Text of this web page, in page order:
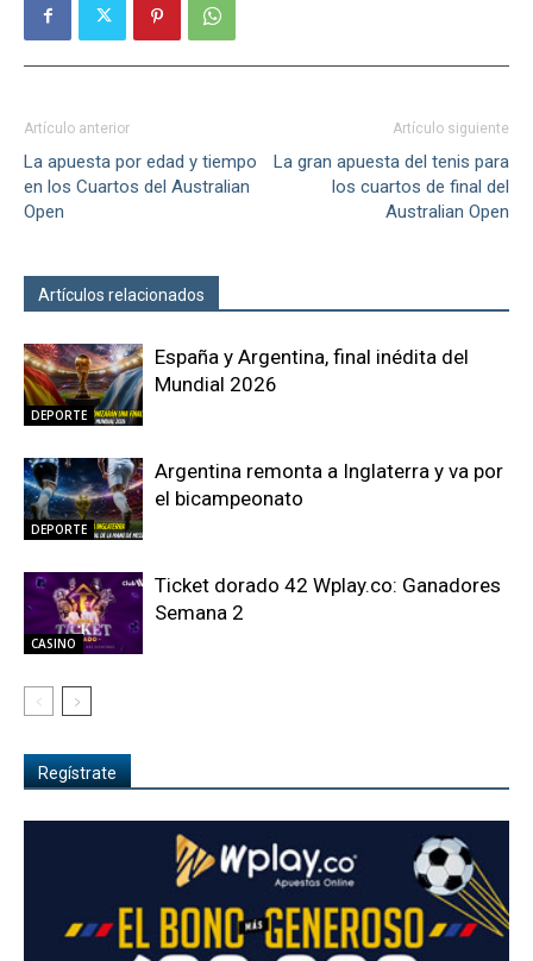
Artículo anterior
La apuesta por edad y tiempo
en los Cuartos del Australian
Open
Artículo siguiente
La gran apuesta del tenis para
los cuartos de final del
Australian Open
Artículos relacionados
DEPORTE
España y Argentina, final inédita del
Mundial 2026
DEPORTE
Argentina remonta a Inglaterra y va por
el bicampeonato
CASINO
Ticket dorado 42 Wplay.co: Ganadores
Semana 2
Regístrate